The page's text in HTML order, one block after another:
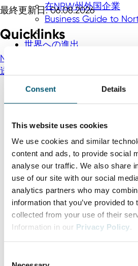
Consent Details
This website uses cookies
We use cookies and similar
content and ads, to provide social
analyse our traffic. We also share
use of our site with our social
analytics partners who may
information that you’ve provided to
collected from your use of their
Information in our Privacy Policy.
在NRW州外国企業
Business Guide to
世界への進出
最終更新日: 06.08.2026
Quicklinks
NRW.Global Business
送信